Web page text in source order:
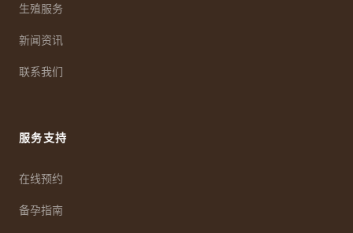
生殖服务
新闻资讯
联系我们
服务支持
在线预约
备孕指南